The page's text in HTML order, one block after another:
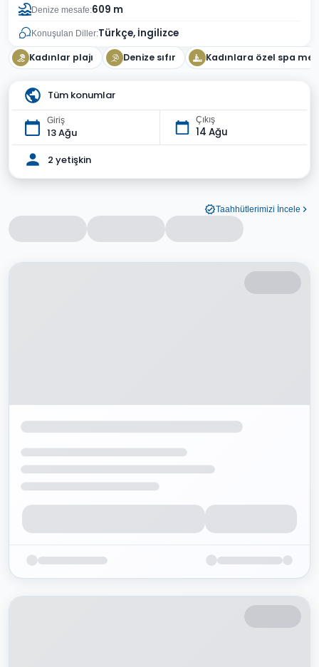
Denize mesafe:609 m
Konuşulan Diller:Türkçe, İngilizce
Kadınlar plajı Denize sıfır Kadınlara özel spa
Tüm konumlar
Giriş
13 Ağu
Çıkış
14 Ağu
2 yetişkin
Taahhütlerimizi İncele